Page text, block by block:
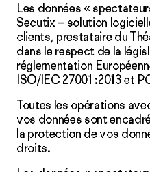
Les données «
Secutix – solution
clients, prestataire du
dans le respect de la
réglementation
ISO/IEC 27001 :2013 et
Toutes les opérations
vos données sont
la protection de vos
droits.